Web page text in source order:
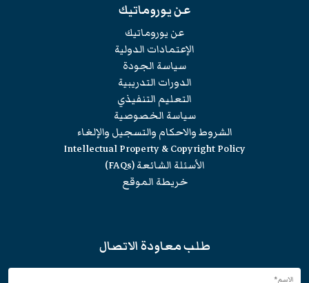
عن يوروماتيك
عن يوروماتيك
الإعتمادات الدولية
سياسة الجودة
الدورات التدريبية
التعليم التنفيذي
سياسة الخصوصية
الشروط والاحكام والتسجيل والإلغاء
Intellectual Property & Copyright Policy
الأسئلة الشائعة (FAQs)
خريطة الموقع
طلب معاودة الاتصال